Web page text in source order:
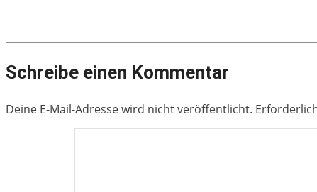
Schreibe einen Kommentar
Deine E-Mail-Adresse wird nicht veröffentlicht.